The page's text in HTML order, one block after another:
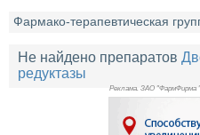
Фармако-терапевтическая
Не найдено препаратов
редуктазы
Реклама. ЗАО "ФармФирма